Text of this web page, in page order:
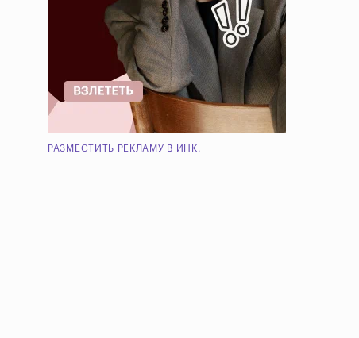
РАЗМЕСТИТЬ РЕКЛАМУ В ИНК.